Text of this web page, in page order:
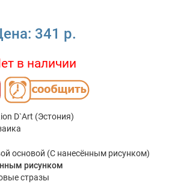
341 р.
в наличии
D`Art (Эстония)
основой (С нанесённым рисунком)
рисунком
стразы